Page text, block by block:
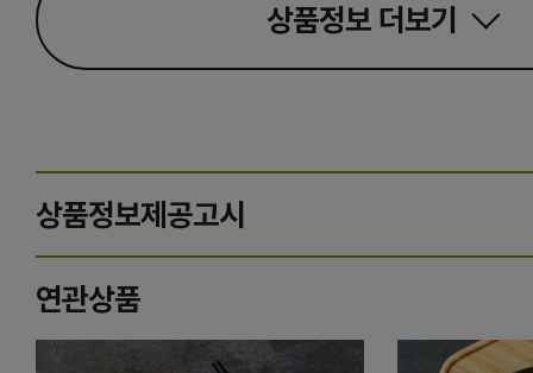
상품정보 더보기
상품정보제공고시
연관상품